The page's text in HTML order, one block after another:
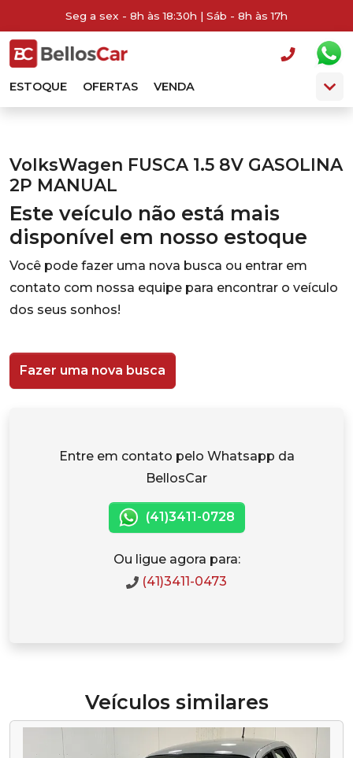
Seg a sex - 8h às 18:30h | Sáb - 8h às 17h
ESTOQUE OFERTAS VENDA
VolksWagen FUSCA 1.5 8V GASOLINA
2P MANUAL
Este veículo não está mais
disponível em nosso estoque
Você pode fazer uma nova busca ou entrar em
contato com nossa equipe para encontrar o veículo
dos seus sonhos!
Fazer uma nova busca
Entre em contato pelo Whatsapp da
BellosCar
(41)3411-0728
Ou ligue agora para:
(41)3411-0473
Veículos similares